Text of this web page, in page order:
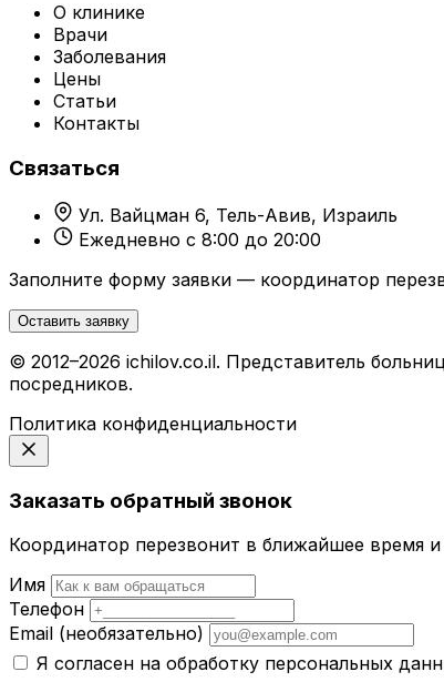
О клинике
Врачи
Заболевания
Цены
Статьи
Контакты
Связаться
Ул. Вайцман 6, Тель-Авив, Израиль
Ежедневно с 8:00 до 20:00
Заполните форму заявки — координатор
Оставить заявку
© 2012–2026 ichilov.co.il. Представитель
посредников.
Политика конфиденциальности
Заказать обратный звонок
Координатор перезвонит в ближайшее время
Имя
Телефон
Email (необязательно)
Я согласен на обработку персональных